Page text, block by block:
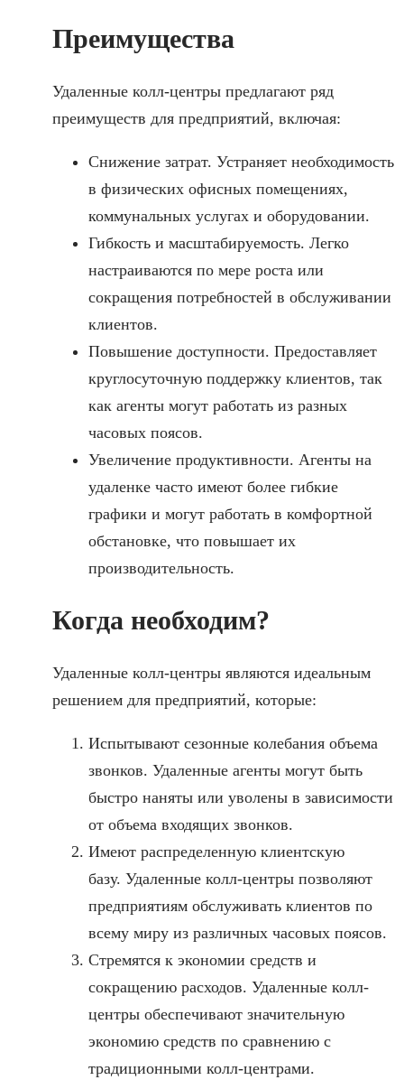
Преимущества
Удаленные колл-центры предлагают ряд
преимуществ для предприятий, включая:
Снижение затрат. Устраняет необходимость
в физических офисных помещениях,
коммунальных услугах и оборудовании.
Гибкость и масштабируемость. Легко
настраиваются по мере роста или
сокращения потребностей в обслуживании
клиентов.
Повышение доступности. Предоставляет
круглосуточную поддержку клиентов, так
как агенты могут работать из разных
часовых поясов.
Увеличение продуктивности. Агенты на
удаленке часто имеют более гибкие
графики и могут работать в комфортной
обстановке, что повышает их
производительность.
Когда необходим?
Удаленные колл-центры являются идеальным
решением для предприятий, которые:
Испытывают сезонные колебания объема
звонков. Удаленные агенты могут быть
быстро наняты или уволены в зависимости
от объема входящих звонков.
Имеют распределенную клиентскую
базу. Удаленные колл-центры позволяют
предприятиям обслуживать клиентов по
всему миру из различных часовых поясов.
Стремятся к экономии средств и
сокращению расходов. Удаленные колл-
центры обеспечивают значительную
экономию средств по сравнению с
традиционными колл-центрами.